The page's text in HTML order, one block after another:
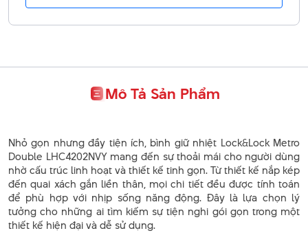
Mô Tả Sản Phẩm
Nhỏ gọn nhưng đầy tiện ích, bình giữ nhiệt Lock&Lock Metro
Double LHC4202NVY mang đến sự thoải mái cho người dùng
nhờ cấu trúc linh hoạt và thiết kế tinh gọn. Từ thiết kế nắp kép
đến quai xách gắn liền thân, mọi chi tiết đều được tính toán
để phù hợp với nhịp sống năng động. Đây là lựa chọn lý
tưởng cho những ai tìm kiếm sự tiện nghi gói gọn trong một
thiết kế hiện đại và dễ sử dụng.